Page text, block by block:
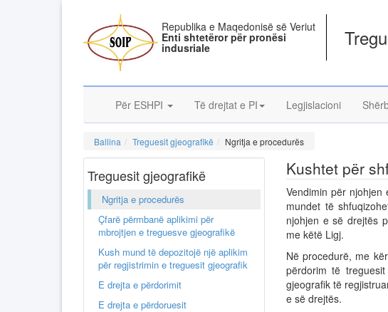
Republika e Maqedonisë së Veriut
Enti shtetëror për pronësi
indusriale
Për ESHPI Të drejtat e PI Legjislacioni
Ballina Treguesit gjeografikë Ngritja e procedurës
Treguesit gjeografikë
Ngritja e procedurës
Çfarë përmbanë aplikimi për
mbrojtjen e treguesve gjeografikë
Kush mund të depozitojë një aplikim
për regjistrimin e treguesit gjeografik
E drejta e përdorimit
E drejta e përdoruesit
Kushtet për
Vendimin për
mundet të
njohjen e së drejtës
me këtë Ligj.
Në procedurë, me
përdorim të
gjeografik të
e së drejtës.